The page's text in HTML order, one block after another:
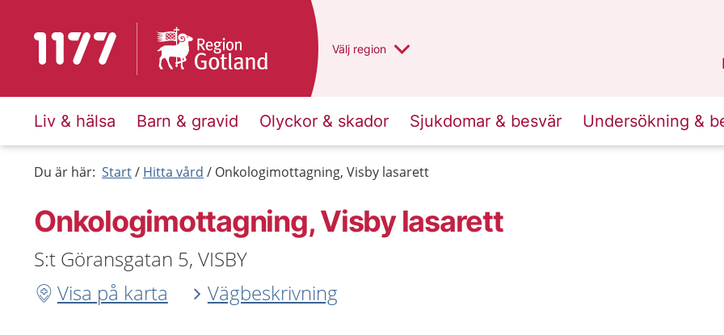
Till startsidan för 1177 Du har valt region
Välj en annan
region
Liv & hälsa Barn & gravid Olyckor & skador Sjukdomar & besvär Undersökning &
Du är här: Start Hitta vård Onkologimottagning, Visby lasarett
Onkologimottagning, Visby lasarett
S:t Göransgatan 5, VISBY
Visa på karta
Vägbeskrivning